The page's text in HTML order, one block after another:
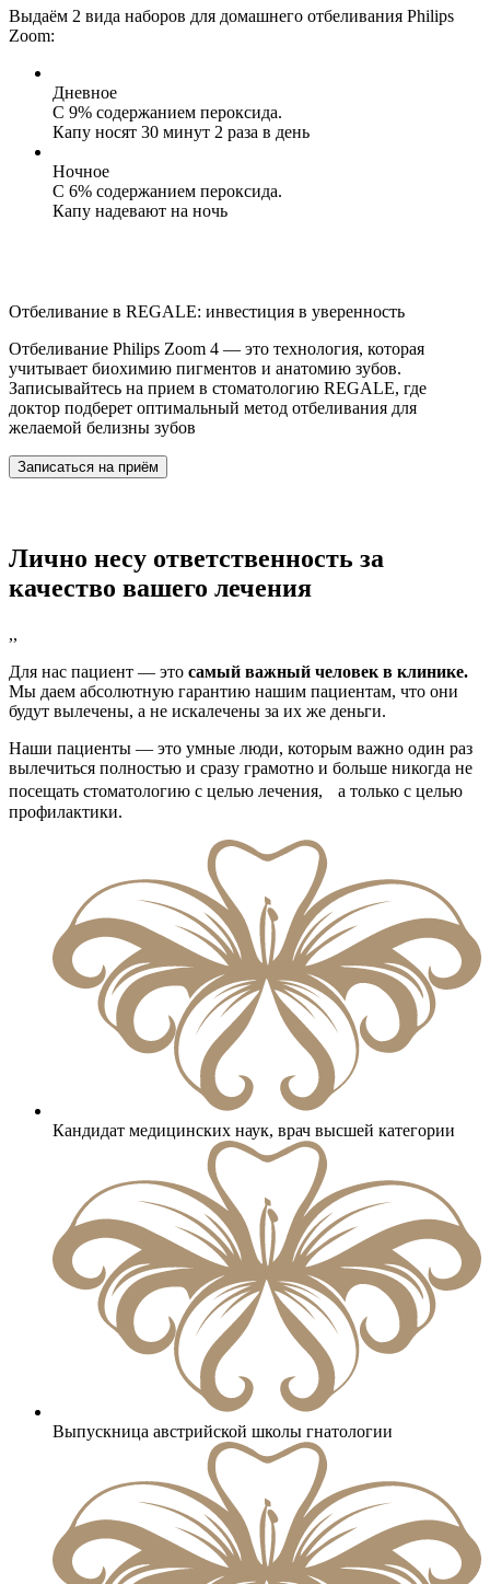
Выдаём 2 вида наборов для домашнего отбеливания Philips
Zoom:
Дневное
C 9% содержанием пероксида.
Капу носят 30 минут 2 раза в день
Ночное
C 6% содержанием пероксида.
Капу надевают на ночь
Отбеливание в REGALE: инвестиция в уверенность
Отбеливание Philips Zoom 4 — это технология, которая
учитывает биохимию пигментов и анатомию зубов.
Записывайтесь на прием в стоматологию REGALE, где
доктор подберет оптимальный метод отбеливания для
желаемой белизны зубов
Записаться на приём
Лично несу ответственность за
качество вашего лечения
,,
Для нас пациент — это самый важный человек в клинике.
Мы даем абсолютную гарантию нашим пациентам, что они
будут вылечены, а не искалечены за их же деньги.
Наши пациенты — это умные люди, которым важно один раз
вылечиться полностью и сразу грамотно и больше никогда не
посещать стоматологию с целью лечения, а только с целью
профилактики.
Кандидат медицинских наук, врач высшей категории
Выпускница австрийской школы гнатологии